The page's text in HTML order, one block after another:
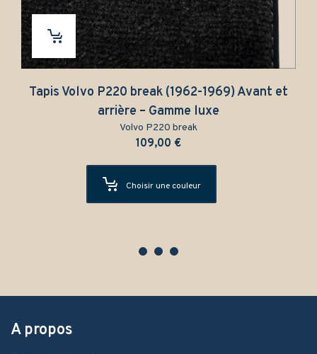
Volvo P220 break (1962-1969) Avant et
arrière – Gamme luxe
Volvo P220 break
Choisir une couleur
Tapis
A propos